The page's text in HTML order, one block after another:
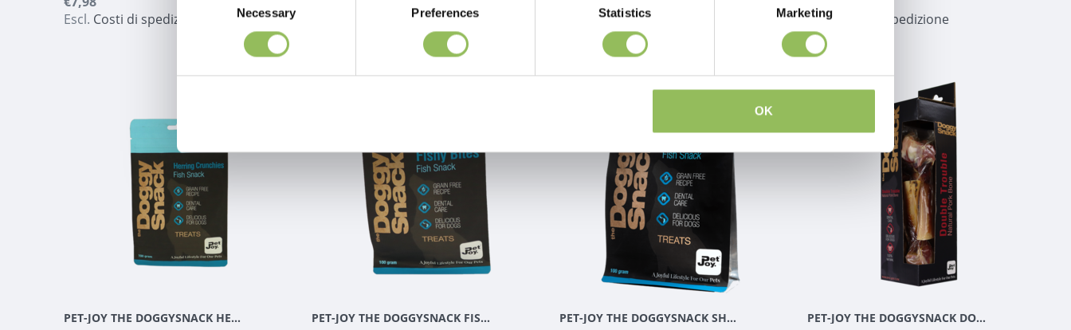
Necessary Preferences Statistics Marketing
OK
Escl. Costi di spedizione Costi di spedizione Costi di spedizione
Escl.
Costi di spedizione
PET-JOY THE DOGGYSNACK HERRING CRUNCHIES 100 G PET-JOY THE DOGGYSNACK FISHY BITES 100 G PET-JOY THE DOGGYSNACK SHRIMP CHIPS 100 G PET-JOY THE DOGGYSNACK DOUBLE TROUBLE 2X200 G